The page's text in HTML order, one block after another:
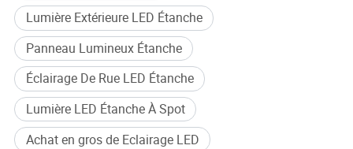
OEM et ODM
personnalisés
Accepter
Exemple Accepter
Marque commerciale Boyuan Lighting ou OEM
Pays d'origine Chine
Lumière Extérieure LED Étanche
Panneau Lumineux Étanche
Éclairage De Rue LED Étanche
Lumière LED Étanche À Spot
Achat en gros de Eclairage LED